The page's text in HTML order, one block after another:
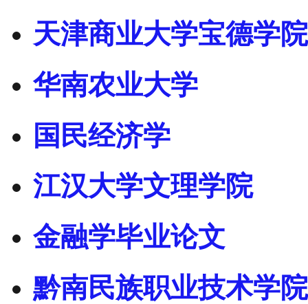
天津商业大学宝德学院
华南农业大学
国民经济学
江汉大学文理学院
金融学毕业论文
黔南民族职业技术学院